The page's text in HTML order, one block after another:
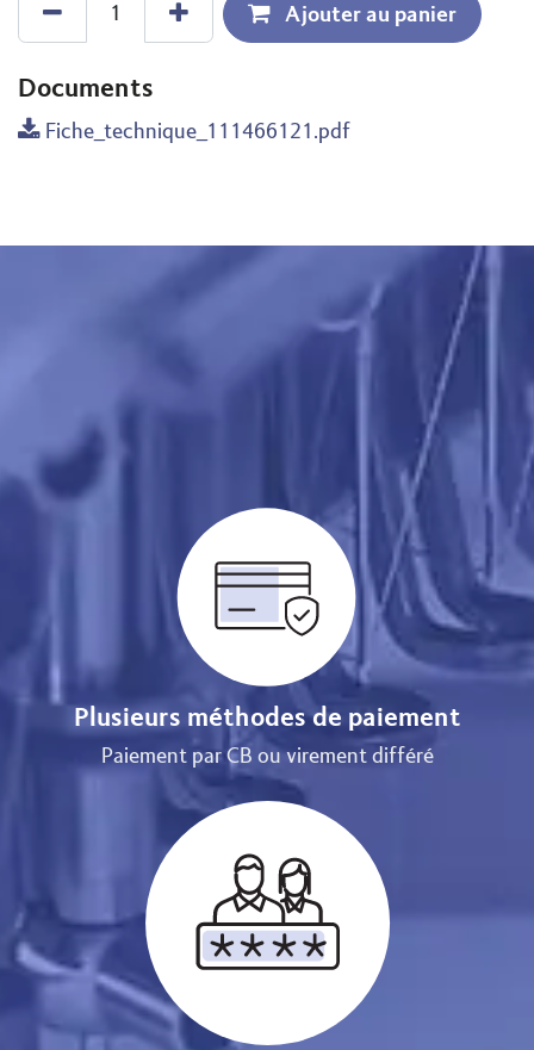
Ajouter au panier
Documents
Fiche_technique_111466121.pdf
Plusieurs méthodes de paiement
Paiement par CB ou virement différé